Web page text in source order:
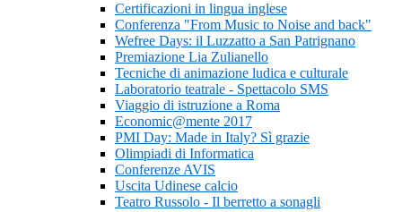
Certificazioni in lingua inglese
Conferenza "From Music to Noise and back"
Wefree Days: il Luzzatto a San Patrignano
Premiazione Lia Zulianello
Tecniche di animazione ludica e culturale
Laboratorio teatrale - Spettacolo SMS
Viaggio di istruzione a Roma
Economic@mente 2017
PMI Day: Made in Italy? Sì grazie
Olimpiadi di Informatica
Conferenze AVIS
Uscita Udinese calcio
Teatro Russolo - Il berretto a sonagli